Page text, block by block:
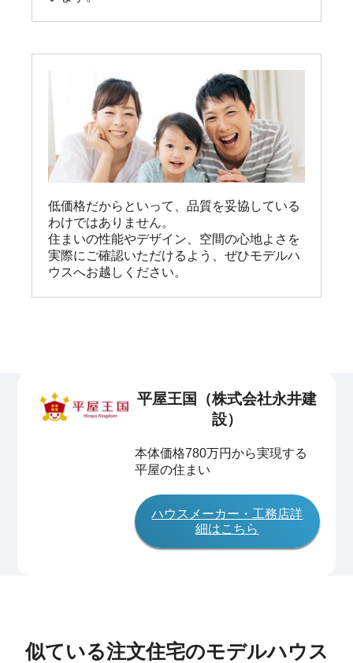
低価格だからといって、品質を妥協している
わけではありません。
住まいの性能やデザイン、空間の心地よさを
実際にご確認いただけるよう、ぜひモデルハ
ウスへお越しください。
平屋王国（株式会社永井建
設）
本体価格780万円から実現する
平屋の住まい
ハウスメーカー・工務店詳
細はこちら
似ている注文住宅のモデルハウス